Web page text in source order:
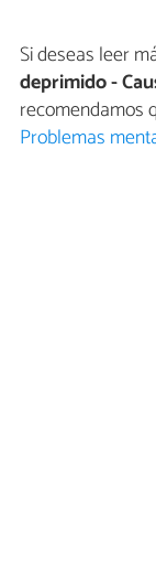
Si deseas leer
deprimido -
recomendamos
Problemas